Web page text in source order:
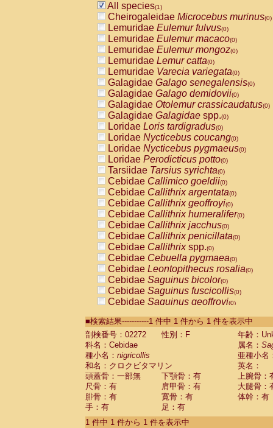
All species(1)
Cheirogaleidae Microcebus murinus(0)
Lemuridae Eulemur fulvus(0)
Lemuridae Eulemur macaco(0)
Lemuridae Eulemur mongoz(0)
Lemuridae Lemur catta(0)
Lemuridae Varecia variegata(0)
Galagidae Galago senegalensis(0)
Galagidae Galago demidovii(0)
Galagidae Otolemur crassicaudatus(0)
Galagidae Galagidae spp.(0)
Loridae Loris tardigradus(0)
Loridae Nycticebus coucang(0)
Loridae Nycticebus pygmaeus(0)
Loridae Perodicticus potto(0)
Tarsiidae Tarsius syrichta(0)
Cebidae Callimico goeldii(0)
Cebidae Callithrix argentata(0)
Cebidae Callithrix geoffroyi(0)
Cebidae Callithrix humeralifer(0)
Cebidae Callithrix jacchus(0)
Cebidae Callithrix penicillata(0)
Cebidae Callithrixspp.(0)
Cebidae Cebuella pygmaea(0)
Cebidae Leontopithecus rosalia(0)
Cebidae Saguinus bicolor(0)
Cebidae Saguinus fuscicollis(0)
Cebidae Saguinus geoffroyi(0)
CebidaeSaguinus labiatus(0)
Cebidae Saguinus leucopus (0)
Cebidae
CebidaeSaguinus mystax
CebidaeSaguinus nigricollis (1)
Cebidae Saguinus oedipus
Cebidae Saguinus weddelli
Cebidae Saguinusspp.
Cebidae Aotus trivirgatus
Cebidae Cebus albifrons
■検索結果-----------1 件中 1 件から 1 件を表示中
剖検番号：02272
性別：F
年齢：
科名：Cebidae
属名：
種小名： nigricollis
亜種小名
和名：クロクビタマリン
英名：
頭蓋骨：一部無
下顎骨：有
上腕骨：
尺骨：有
肩甲骨：有
大腿骨：
腓骨：有
寛骨：有
体幹：有
手：有
足：有
1 件中 1 件から 1 件を表示中